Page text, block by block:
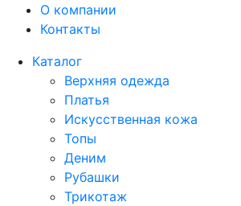
О компании
Контакты
Каталог
Верхняя одежда
Платья
Искусственная кожа
Топы
Деним
Рубашки
Трикотаж